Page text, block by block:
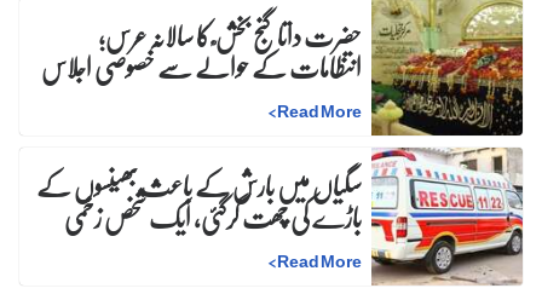
حضرت داتا گنج بخش ؒ کا سالانہ عرس;
انتظامات کے حوالے سے خصوصی اجلاس
Read More
>
سگیاں میں بارش کے باعث بھینسوں کے
باڑے کی چھت گرگئی، ایک شخص زخمی
Read More
>